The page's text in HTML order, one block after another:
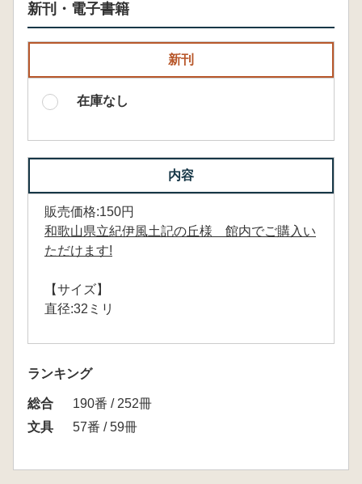
新刊・電子書籍
新刊
在庫なし
内容
販売価格:150円
和歌山県立紀伊風土記の丘様 館内でご購入い
ただけます!
【サイズ】
直径:32ミリ
ランキング
総合
190番 / 252冊
文具
57番 / 59冊